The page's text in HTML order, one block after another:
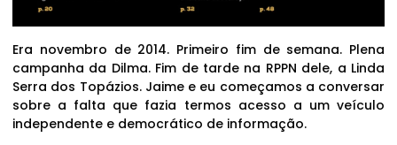
Era novembro de 2014. Primeiro fim de semana. Plena
campanha da Dilma. Fim de tarde na RPPN dele, a Linda
Serra dos Topázios. Jaime e eu começamos a conversar
sobre a falta que fazia termos acesso a um veículo
independente e democrático de informação.